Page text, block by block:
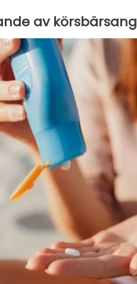
av